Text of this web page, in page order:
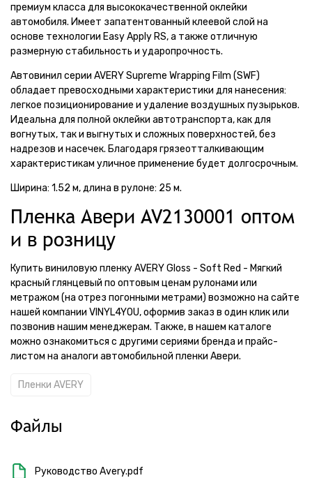
премиум класса для высококачественной оклейки
автомобиля. Имеет запатентованный клеевой слой на
основе технологии Easy Apply RS, а также отличную
размерную стабильность и ударопрочность.
Автовинил серии AVERY Supreme Wrapping Film (SWF)
обладает превосходными характеристики для нанесения:
легкое позиционирование и удаление воздушных пузырьков.
Идеальна для полной оклейки автотранспорта, как для
вогнутых, так и выгнутых и сложных поверхностей, без
надрезов и насечек. Благодаря грязеотталкивающим
характеристикам уличное применение будет долгосрочным.
Ширина: 1.52 м, длина в рулоне: 25 м.
Пленка Авери AV2130001 оптом
и в розницу
Купить виниловую пленку AVERY Gloss - Soft Red - Мягкий
красный глянцевый по оптовым ценам рулонами или
метражом (на отрез погонными метрами) возможно на сайте
нашей компании VINYL4YOU, оформив заказ в один клик или
позвонив нашим менеджерам. Также, в нашем каталоге
можно ознакомиться с другими сериями бренда и прайс-
листом на аналоги автомобильной пленки Авери.
Пленки AVERY
Файлы
Руководство Avery.pdf